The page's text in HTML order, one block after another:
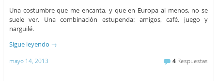
Una costumbre que me encanta, y que en Europa al menos, no se
suele ver. Una combinación estupenda: amigos, café, juego y
narguilé.
Sigue leyendo →
mayo 14, 2013 4 Respuestas